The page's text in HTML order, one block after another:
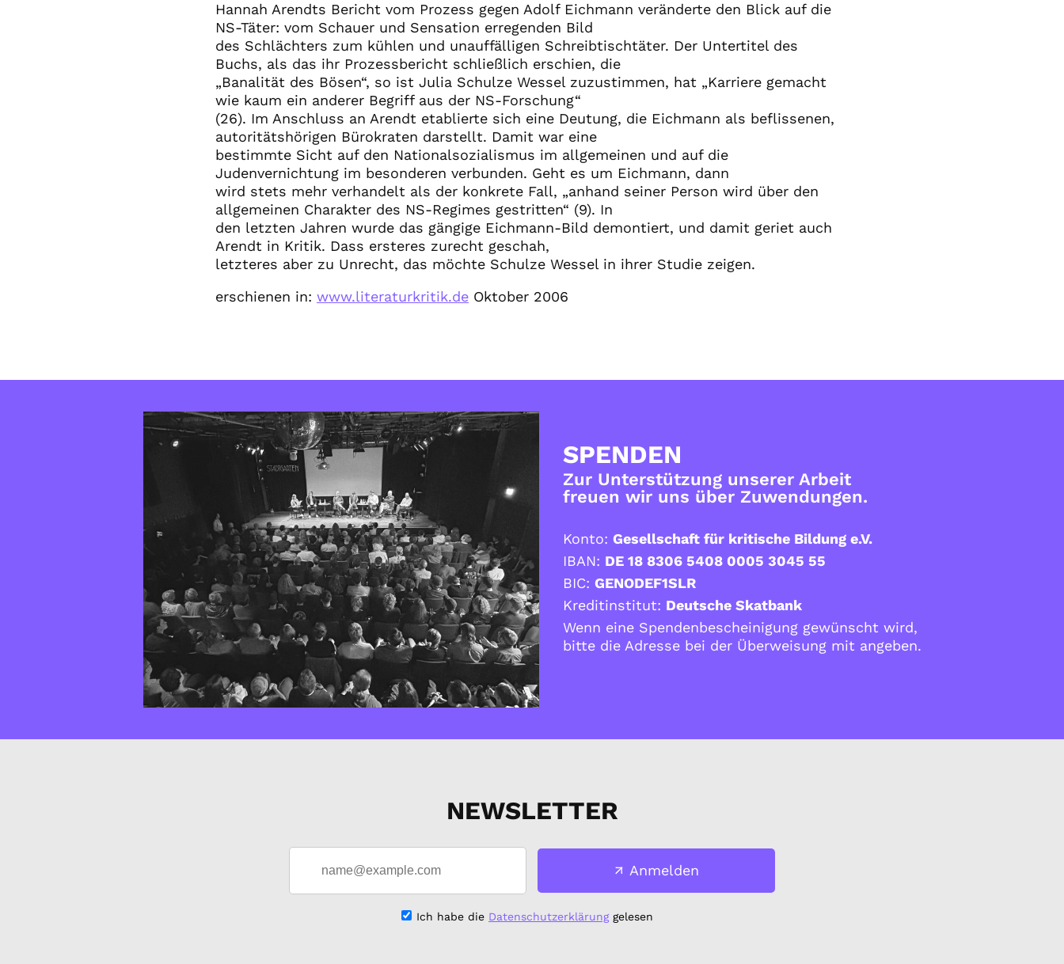
Hannah Arendts Bericht vom Prozess gegen Adolf Eichmann veränderte den Blick auf die
NS-Täter: vom Schauer und Sensation erregenden Bild
des Schlächters zum kühlen und unauffälligen Schreibtischtäter. Der Untertitel des
Buchs, als das ihr Prozessbericht schließlich erschien, die
„Banalität des Bösen“, so ist Julia Schulze Wessel zuzustimmen, hat „Karriere gemacht
wie kaum ein anderer Begriff aus der NS-Forschung“
(26). Im Anschluss an Arendt etablierte sich eine Deutung, die Eichmann als beflissenen,
autoritätshörigen Bürokraten darstellt. Damit war eine
bestimmte Sicht auf den Nationalsozialismus im allgemeinen und auf die
Judenvernichtung im besonderen verbunden. Geht es um Eichmann, dann
wird stets mehr verhandelt als der konkrete Fall, „anhand seiner Person wird über den
allgemeinen Charakter des NS-Regimes gestritten“ (9). In
den letzten Jahren wurde das gängige Eichmann-Bild demontiert, und damit geriet auch
Arendt in Kritik. Dass ersteres zurecht geschah,
letzteres aber zu Unrecht, das möchte Schulze Wessel in ihrer Studie zeigen.
erschienen in: www.literaturkritik.de Oktober 2006
SPENDEN
Zur Unterstützung unserer Arbeit
freuen wir uns über Zuwendungen.
Konto: Gesellschaft für kritische Bildung e.V.
IBAN: DE 18 8306 5408 0005 3045 55
BIC: GENODEF1SLR
Kreditinstitut: Deutsche Skatbank
Wenn eine Spendenbescheinigung gewünscht wird,
bitte die Adresse bei der Überweisung mit angeben.
NEWSLETTER
Anmelden
Ich habe die Datenschutzerklärunggelesen